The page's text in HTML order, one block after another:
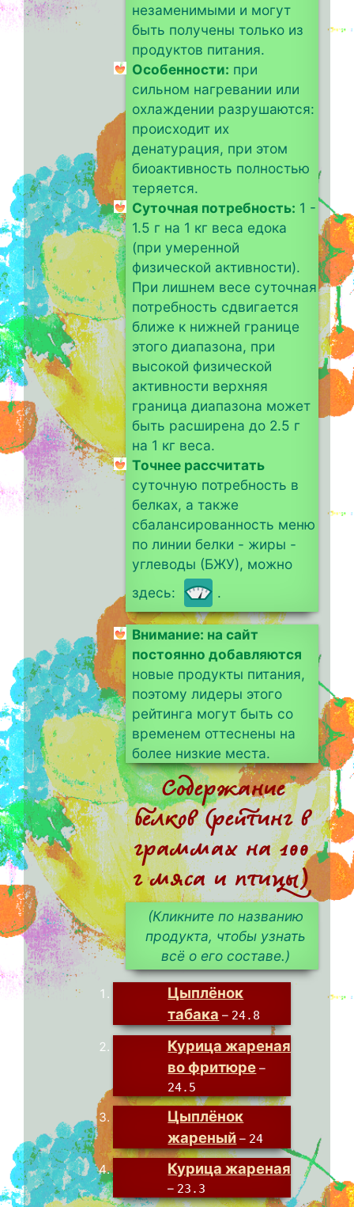
незаменимыми и могут
быть получены только из
продуктов питания.
Особенности: при
сильном нагревании или
охлаждении разрушаются:
происходит их
денатурация, при этом
биоактивность полностью
теряется.
Суточная потребность: 1 -
1.5 г на 1 кг веса едока
(при умеренной
физической активности).
При лишнем весе суточная
потребность сдвигается
ближе к нижней границе
этого диапазона, при
высокой физической
активности верхняя
граница диапазона может
быть расширена до 2.5 г
на 1 кг веса.
Точнее рассчитать
суточную потребность в
белках, а также
сбалансированность меню
по линии белки - жиры -
углеводы (БЖУ), можно
здесь:
.
Внимание: на сайт
постоянно добавляются
новые продукты питания,
поэтому лидеры этого
рейтинга могут быть со
временем оттеснены на
более низкие места.
Содержание
белков (рейтинг в
граммах на 100
г мяса и птицы)
(Кликните по названию
продукта, чтобы узнать
всё о его составе.)
Цыплёнок
табака – 24.8
Курица жареная
во фритюре –
24.5
Цыплёнок
жареный – 24
Курица жареная
– 23.3